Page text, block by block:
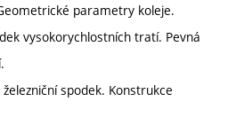
parametry koleje.
vysokorychlostních tratí. Pevná
spodek. Konstrukce